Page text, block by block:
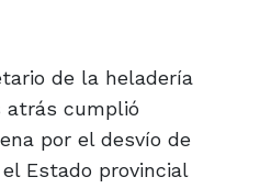
de la heladería
atrás cumplió
por el desvío de
Estado provincial